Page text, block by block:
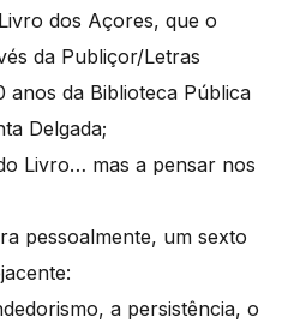
dos Açores, que o
da Publiçor/Letras
anos da Biblioteca Pública
Delgada;
Livro… mas a pensar nos
pessoalmente, um sexto
a persistência, o